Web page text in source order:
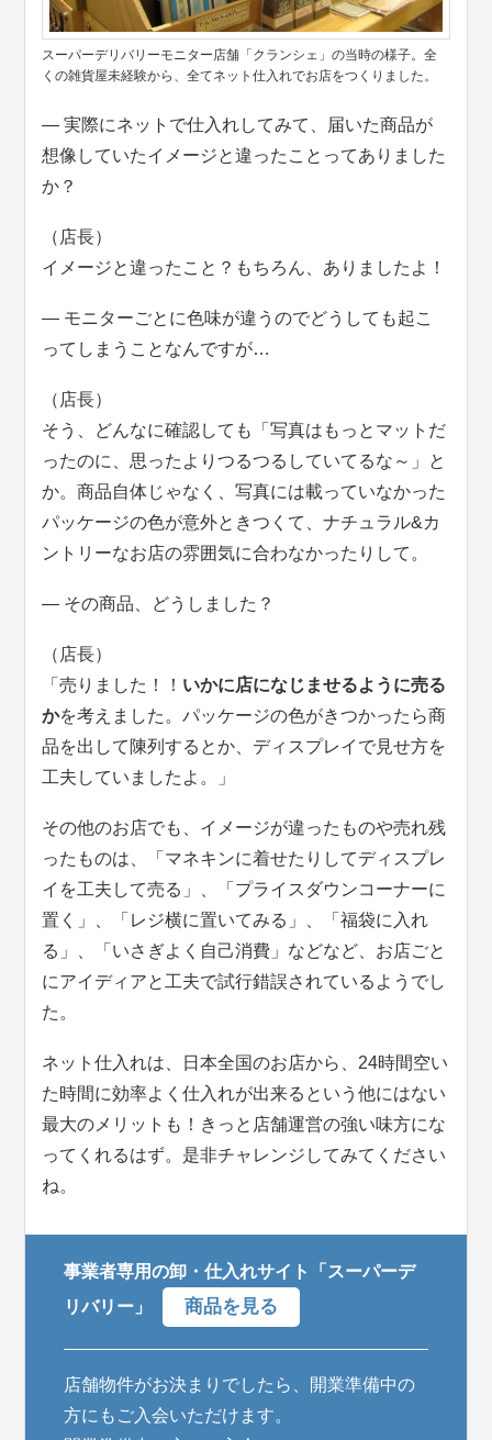
スーパーデリバリーモニター店舗「クランシェ」の当時の様子。全
くの雑貨屋未経験から、全てネット仕入れでお店をつくりました。
― 実際にネットで仕入れしてみて、届いた商品が
想像していたイメージと違ったことってありました
か？
（店長）
イメージと違ったこと？もちろん、ありましたよ！
― モニターごとに色味が違うのでどうしても起こ
ってしまうことなんですが…
（店長）
そう、どんなに確認しても「写真はもっとマットだ
ったのに、思ったよりつるつるしていてるな～」と
か。商品自体じゃなく、写真には載っていなかった
パッケージの色が意外ときつくて、ナチュラル&カ
ントリーなお店の雰囲気に合わなかったりして。
― その商品、どうしました？
（店長）
「売りました！！ いかに店になじませるように売る
かを考えました。パッケージの色がきつかったら商
品を出して陳列するとか、ディスプレイで見せ方を
工夫していましたよ。」
その他のお店でも、イメージが違ったものや売れ残
ったものは、「マネキンに着せたりしてディスプレ
イを工夫して売る」、「プライスダウンコーナーに
置く」、「レジ横に置いてみる」、「福袋に入れ
る」、「いさぎよく自己消費」などなど、お店ごと
にアイディアと工夫で試行錯誤されているようでし
た。
ネット仕入れは、日本全国のお店から、24時間空い
た時間に効率よく仕入れが出来るという他にはない
最大のメリットも！きっと店舗運営の強い味方にな
ってくれるはず。是非チャレンジしてみてください
ね。
事業者専用の卸・仕入れサイト「スーパーデ
リバリー」
商品を見る
店舗物件がお決まりでしたら、開業準備中の
方にもご入会いただけます。